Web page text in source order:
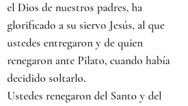
el Dios de nuestros padres, ha
glorificado a su siervo Jesús, al que
ustedes entregaron y de quien
renegaron ante Pilato, cuando había
decidido soltarlo.
Ustedes renegaron del Santo y del